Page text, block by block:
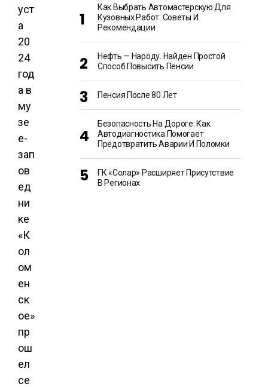
уст
а
20
24
год
а в
му
зе
е-
зап
ов
ед
ни
ке
«К
ол
ом
ен
ск
ое»
пр
ош
ел
се
Как Выбрать Автомастерскую Для
Кузовных Работ: Советы И
Рекомендации
Нефть — Народу. Найден Простой
Способ Повысить Пенсии
Пенсия После 80 Лет
Безопасность На Дороге: Как
Автодиагностика Помогает
Предотвратить Аварии И Поломки
ГК «Солар» Расширяет Присутствие
В Регионах